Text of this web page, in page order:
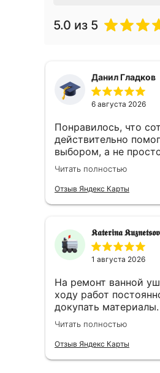
5.0 из 5
Данил Гладков
6 августа 2026
Понравилось, что
действительно
выбором, а не
Подсказали
лишнего не
качеством
Читать полностью
Отзыв Яндекс Карты
𝕶𝖆𝖙𝖊𝖗𝖎𝖓𝖆
1 августа 2026
На ремонт ванной
ходу работ
докупать
менеджеры быстро
необходимое, а
объяснили, какую
Читать полностью
Отзыв Яндекс Карты